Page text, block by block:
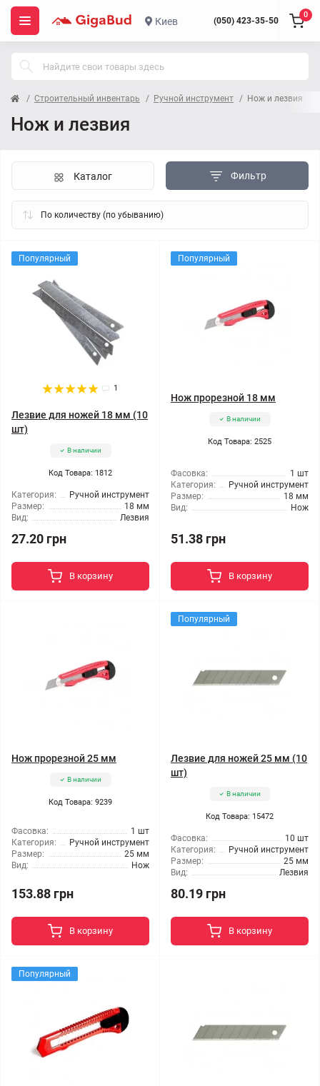
Киев (050) 423-35-50
0
Строительный инвентарь Ручной инструмент Нож и лезвия
Нож и лезвия
Фильтр
Каталог
Популярный
1
Лезвие для ножей 18 мм (10
шт)
В наличии
Код Товара: 1812
Категория:
Ручной инструмент
Размер:
18 мм
Вид:
Лезвия
27.20 грн
В корзину
Популярный
Нож прорезной 18 мм
В наличии
Код Товара: 2525
Фасовка:
1 шт
Категория:
Ручной инструмент
Размер:
18 мм
Вид:
Нож
51.38 грн
В корзину
Нож прорезной 25 мм
В наличии
Код Товара: 9239
Фасовка:
1 шт
Категория:
Ручной инструмент
Размер:
25 мм
Вид:
Нож
153.88 грн
В корзину
Популярный
Лезвие для ножей 25 мм (10
шт)
В наличии
Код Товара: 15472
Фасовка:
10 шт
Категория:
Ручной инструмент
Размер:
25 мм
Вид:
Лезвия
80.19 грн
В корзину
Популярный